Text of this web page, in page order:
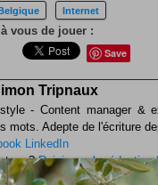
Belgique Internet
vous de jouer :
Save
Tripnaux
- Content manager &
mots. Adepte de l'écriture
LinkedIn
?Rejoignez la rédaction